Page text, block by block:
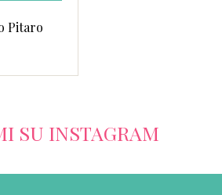
Pitaro
SU INSTAGRAM